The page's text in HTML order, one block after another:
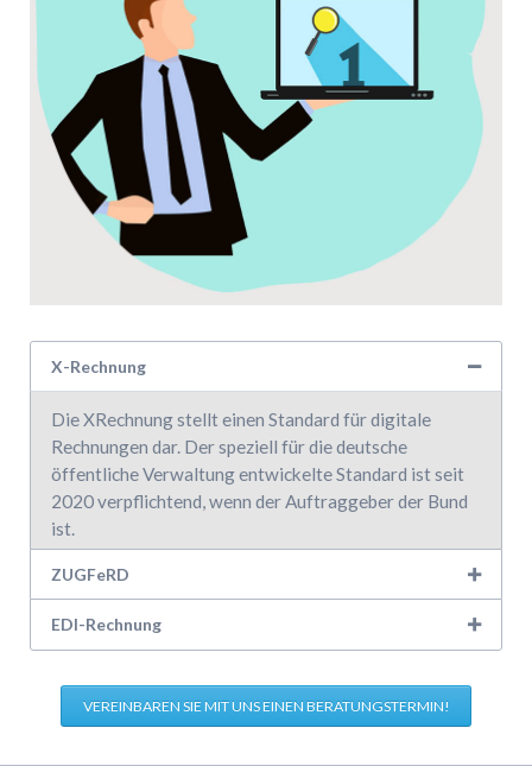
X-Rechnung
DieXRechnungstellteinenStandardfürdigitale
Rechnungendar. Derspeziellfürdiedeutsche
öffentlicheVerwaltungentwickelteStandard istseit
2020verpflichtend,wennderAuftraggeberder Bund
ist.
ZUGFeRD
EDI-Rechnung
VEREINBAREN SIE MIT UNS EINEN BERATUNGSTERMIN!